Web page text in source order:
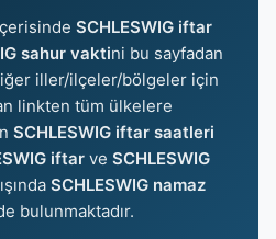
SCHLESWIG iftar
sahur vaktini bu sayfadan
iller/ilçeler/bölgeler için
linkten tüm ülkelere
SCHLESWIG iftar saatleri
iftarve SCHLESWIG
SCHLESWIG namaz
bulunmaktadır.